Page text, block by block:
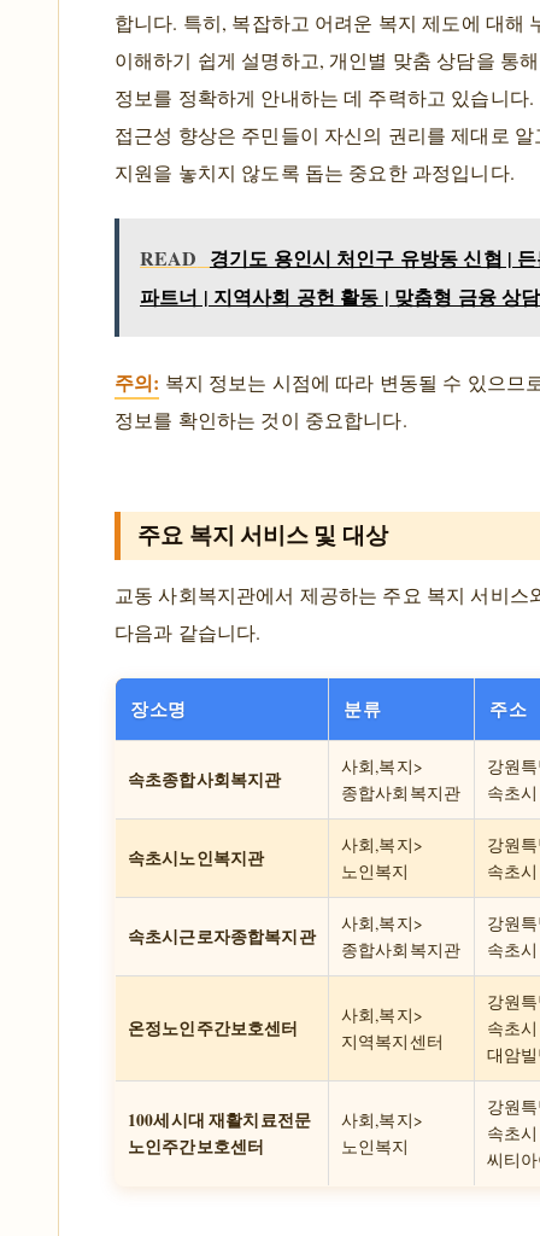
합니다. 특히, 복잡하고 어려운 복지 제도에 대해
이해하기 쉽게 설명하고, 개인별 맞춤 상담을 통
정보를 정확하게 안내하는 데 주력하고 있습니다
접근성 향상은 주민들이 자신의 권리를 제대로
지원을 놓치지 않도록 돕는 중요한 과정입니다.
READ 경기도 용인시 처인구 유방동 신협 |
파트너 | 지역사회 공헌 활동 | 맞춤형 금융 상담
주의: 복지 정보는 시점에 따라 변동될 수 있으므
정보를 확인하는 것이 중요합니다.
주요 복지 서비스 및 대상
교동 사회복지관에서 제공하는 주요 복지 서비스
다음과 같습니다.
장소명 분류 주소
속초종합사회복지관
사회,복지>
종합사회복지관
강원
속초
속초시노인복지관
사회,복지>
노인복지
강원
속초
속초시근로자종합복지관
사회,복지>
종합사회복지관
강원
속초
온정노인주간보호센터
사회,복지>
지역복지센터
강원
속초
대암
100세시대 재활치료전문
노인주간보호센터
사회,복지>
노인복지
강원
속초
씨티